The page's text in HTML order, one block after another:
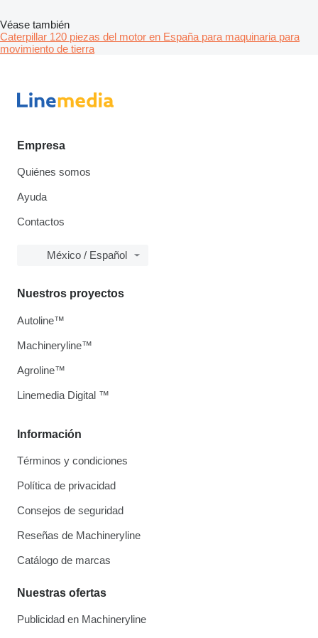
Véase también
Caterpillar 120 piezas del motor en España para maquinaria para
movimiento de tierra
Empresa
Quiénes somos
Ayuda
Contactos
México / Español
Información
Términos y condiciones
Política de privacidad
Consejos de seguridad
Reseñas de Machineryline
Catálogo de marcas
Nuestras ofertas
Publicidad en Machineryline
Nuestros proyectos
Autoline™
Machineryline™
Agroline™
Linemedia Digital ™